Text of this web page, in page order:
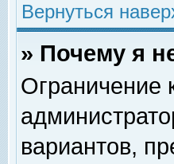
Вернуться
» Почему я
Ограничение
вариантов,